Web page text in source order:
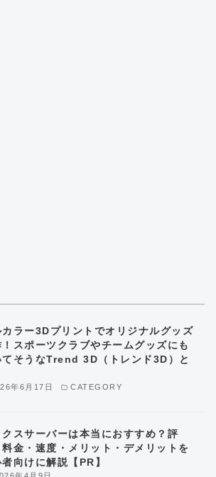
年6月17日 CATEGORY
カラー3Dプリントでオリジナルグッズ
スポーツクラブやチームグッズにも
てそうなTrend 3D（トレンド3D）と
クスサーバーは本当におすすめ？評
料金・速度・メリット・デメリットを
向けに解説【PR】